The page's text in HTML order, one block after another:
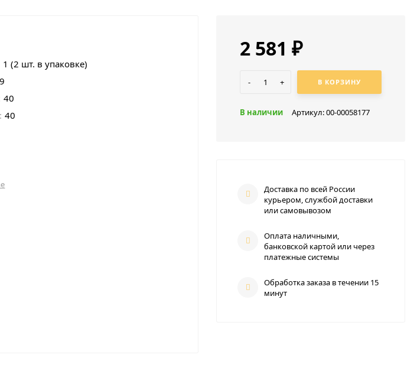
1 (2 шт. в упаковке)
40
40
2 581₽
- + В КОРЗИНУ
В наличии Артикул:00-00058177
Доставка по всей России
курьером, службой доставки
или самовывозом
Оплата наличными,
банковской картой или через
платежные системы
Обработка заказа в течении 15
минут